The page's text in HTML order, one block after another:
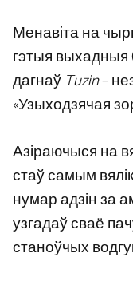
Менавіта на
гэтыя выхадныя
дагнаў Tuzin–
«Узыходзячая
Азіраючыся на
стаў самым
нумар адзін за
узгадаў сваё
станоўчых